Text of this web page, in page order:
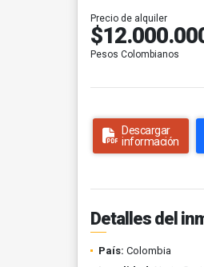
Precio de alquiler
Pesos Colombianos
Descargar
información
Detalles del
País: Colombia